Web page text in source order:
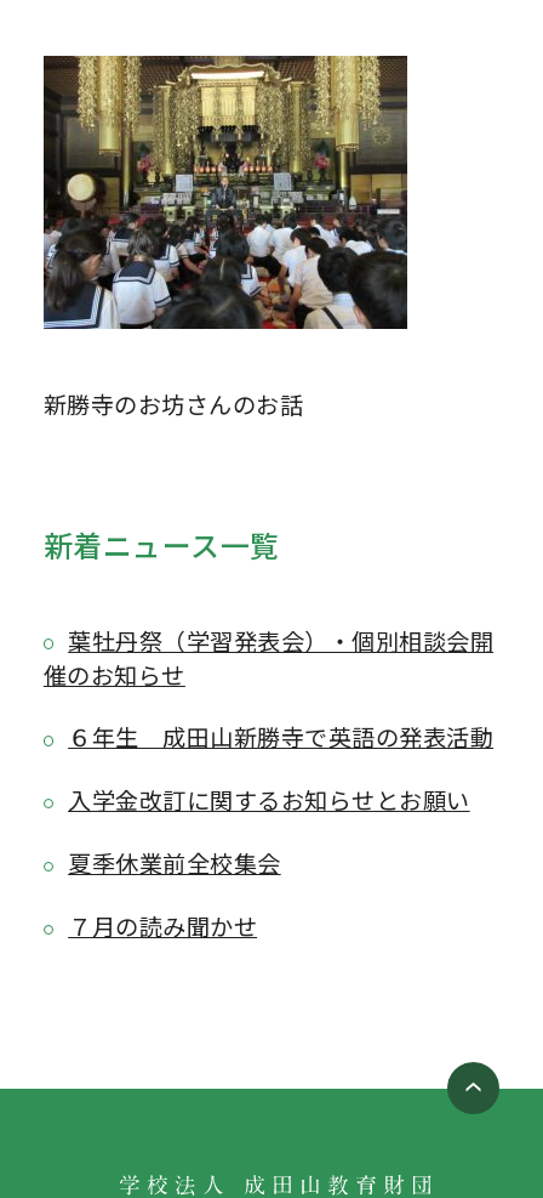
新勝寺のお坊さんのお話
新着ニュース一覧
葉牡丹祭（学習発表会）・個別相談会開
催のお知らせ
６年生 成田山新勝寺で英語の発表活動
入学金改訂に関するお知らせとお願い
夏季休業前全校集会
７月の読み聞かせ